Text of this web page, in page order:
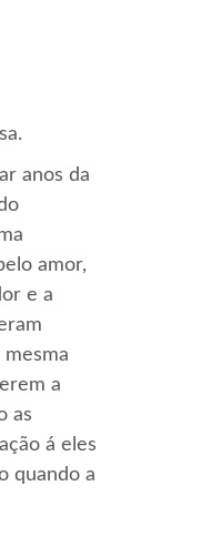
anos da
amor,
e a
a
as
á eles
quando a